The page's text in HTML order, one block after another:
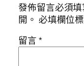
發佈留言必須
開。 必填欄位
留言*